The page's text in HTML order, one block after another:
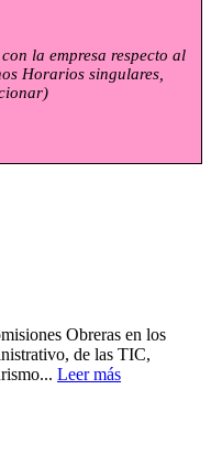
la empresa respecto al
Horarios singulares,
Obreras en los
de las TIC,
Leer más